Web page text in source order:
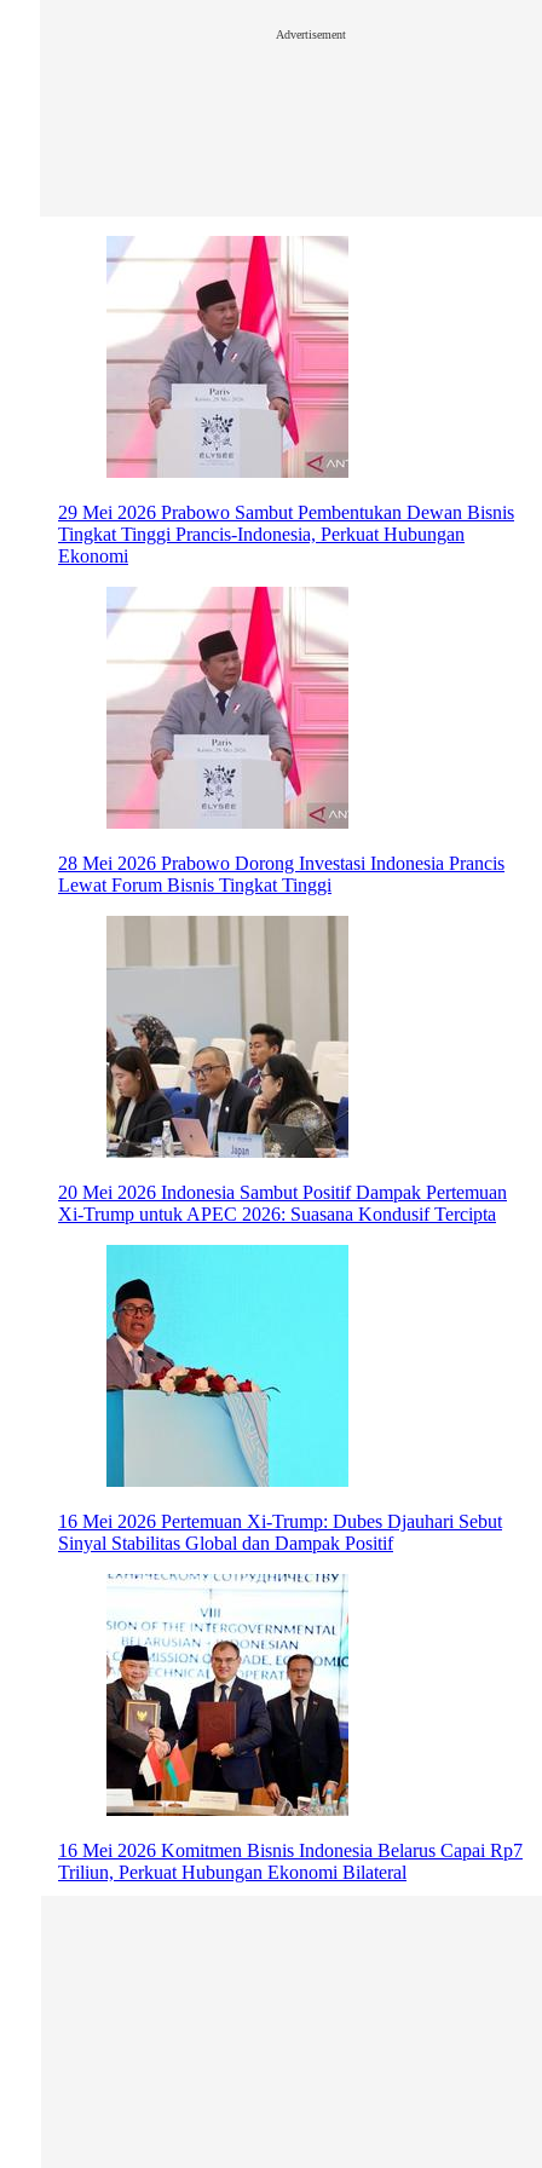
Advertisement
29 Mei 2026 Prabowo Sambut Pembentukan Dewan Bisnis
Tingkat Tinggi Prancis-Indonesia, Perkuat Hubungan
Ekonomi
28 Mei 2026 Prabowo Dorong Investasi Indonesia Prancis
Lewat Forum Bisnis Tingkat Tinggi
20 Mei 2026 Indonesia Sambut Positif Dampak Pertemuan
Xi-Trump untuk APEC 2026: Suasana Kondusif Tercipta
16 Mei 2026 Pertemuan Xi-Trump: Dubes Djauhari Sebut
Sinyal Stabilitas Global dan Dampak Positif
16 Mei 2026 Komitmen Bisnis Indonesia Belarus Capai Rp7
Triliun, Perkuat Hubungan Ekonomi Bilateral